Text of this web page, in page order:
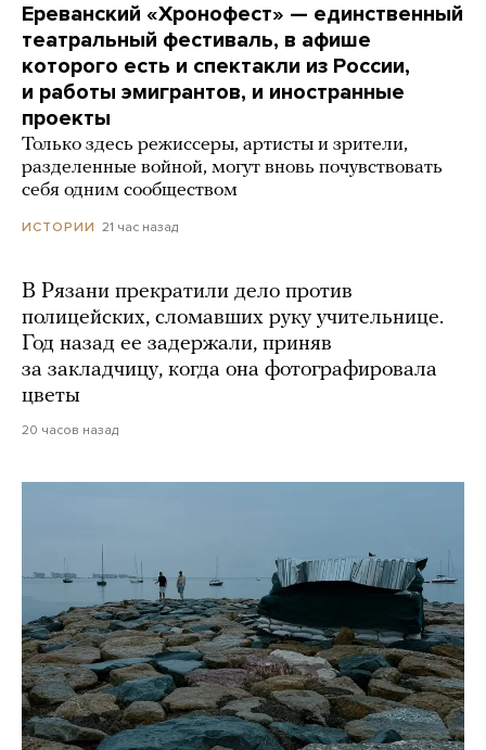
Ереванский «Хронофест» — единственный
театральный фестиваль, в афише
которого есть и спектакли из России,
и работы эмигрантов, и иностранные
проекты
Только здесь режиссеры, артисты и зрители,
разделенные войной, могут вновь почувствовать
себя одним сообществом
ИСТОРИИ 21 час назад
В Рязани прекратили дело против
полицейских, сломавших руку учительнице.
Год назад ее задержали, приняв
за закладчицу, когда она фотографировала
цветы
20 часов назад